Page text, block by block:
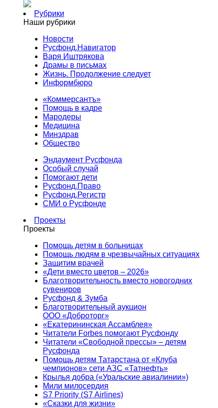
Рубрики
Наши рубрики
Новости
Русфонд.Навигатор
Варя Иштрякова
Драмы в письмах
Жизнь. Продолжение следует
Информбюро
«Коммерсантъ»
Помощь в кадре
Мародеры
Медицина
Минздрав
Общество
Эндаумент Русфонда
Особый случай
Помогают дети
Русфонд.Право
Русфонд.Регистр
СМИ о Русфонде
Проекты
Проекты
Помощь детям в больницах
Помощь людям в чрезвычайных ситуациях
Защитим врачей
«Дети вместо цветов – 2026»
Благотворительность вместо новогодних
сувениров
Русфонд & Зумба
Благотворительный аукцион
ООО «Доброторг»
«Екатерининская Ассамблея»
Читатели Forbes помогают Русфонду
Читатели «Свободной прессы» – детям
Русфонда
Помощь детям Татарстана от «Клуба
чемпионов» сети АЗС «Татнефть»
Крылья добра («Уральские авиалинии»)
Мили милосердия
S7 Priority (S7 Airlines)
«Сказки для жизни»